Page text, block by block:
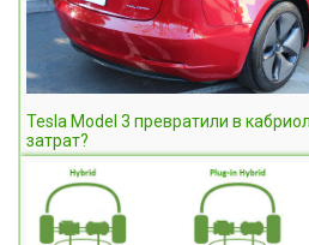
Tesla Model 3 превратили в
затрат?